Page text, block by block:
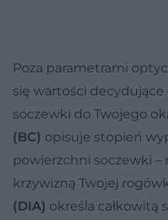
Poza parametrami
się wartości
soczewki do Twojego
(BC) opisuje stopień
powierzchni soczewki –
krzywizną Twojej
(DIA) określa całkowitą